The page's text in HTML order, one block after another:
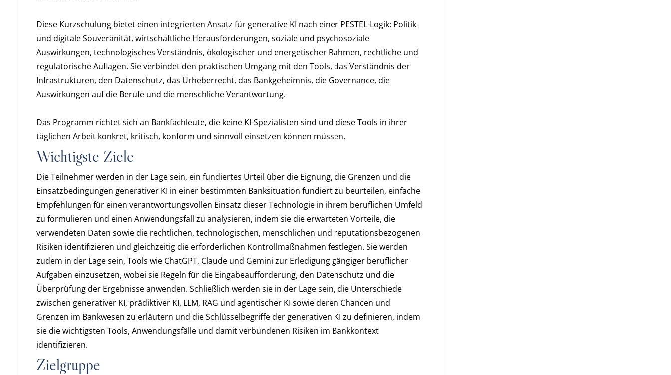
Diese Kurzschulung bietet einen integrierten Ansatz für generative KI nach einer PESTEL-Logik: Politik
und digitale Souveränität, wirtschaftliche Herausforderungen, soziale und psychosoziale
Auswirkungen, technologisches Verständnis, ökologischer und energetischer Rahmen, rechtliche und
regulatorische Auflagen. Sie verbindet den praktischen Umgang mit den Tools, das Verständnis der
Infrastrukturen, den Datenschutz, das Urheberrecht, das Bankgeheimnis, die Governance, die
Auswirkungen auf die Berufe und die menschliche Verantwortung.
Das Programm richtet sich an Bankfachleute, die keine KI-Spezialisten sind und diese Tools in ihrer
täglichen Arbeit konkret, kritisch, konform und sinnvoll einsetzen können müssen.
Wichtigste Ziele
Die Teilnehmer werden in der Lage sein, ein fundiertes Urteil über die Eignung, die Grenzen und die
Einsatzbedingungen generativer KI in einer bestimmten Banksituation fundiert zu beurteilen, einfache
Empfehlungen für einen verantwortungsvollen Einsatz dieser Technologie in ihrem beruflichen Umfeld
zu formulieren und einen Anwendungsfall zu analysieren, indem sie die erwarteten Vorteile, die
verwendeten Daten sowie die rechtlichen, technologischen, menschlichen und reputationsbezogenen
Risiken identifizieren und gleichzeitig die erforderlichen Kontrollmaßnahmen festlegen. Sie werden
zudem in der Lage sein, Tools wie ChatGPT, Claude und Gemini zur Erledigung gängiger beruflicher
Aufgaben einzusetzen, wobei sie Regeln für die Eingabeaufforderung, den Datenschutz und die
Überprüfung der Ergebnisse anwenden. Schließlich werden sie in der Lage sein, die Unterschiede
zwischen generativer KI, prädiktiver KI, LLM, RAG und agentischer KI sowie deren Chancen und
Grenzen im Bankwesen zu erläutern und die Schlüsselbegriffe der generativen KI zu definieren, indem
sie die wichtigsten Tools, Anwendungsfälle und damit verbundenen Risiken im Bankkontext
identifizieren.
Zielgruppe